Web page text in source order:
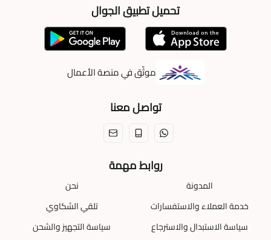
تحميل تطبيق الجوال
موثّق في منصة الأعمال
تواصل معنا
روابط مهمة
المدونة
نحن
خدمة العملاء والاستفسارات
تلقي الشكاوي
سياسة الاستبدال والاسترجاع
سياسة التجهيز والشحن